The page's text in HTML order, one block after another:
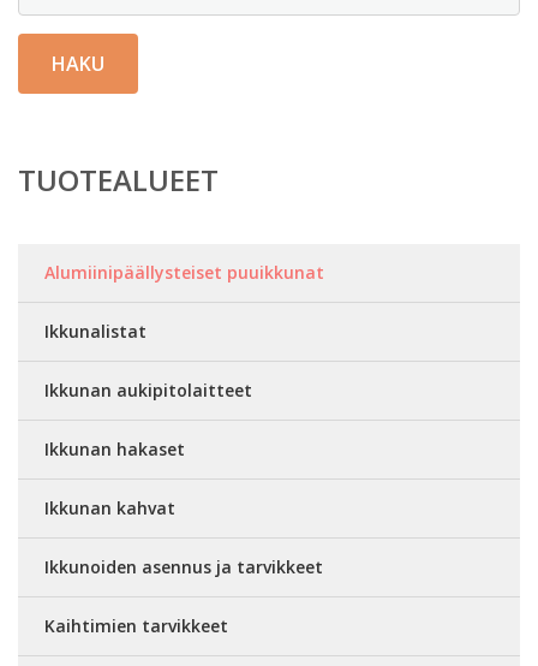
HAKU
TUOTEALUEET
Alumiinipäällysteiset puuikkunat
Ikkunalistat
Ikkunan aukipitolaitteet
Ikkunan hakaset
Ikkunan kahvat
Ikkunoiden asennus ja tarvikkeet
Kaihtimien tarvikkeet